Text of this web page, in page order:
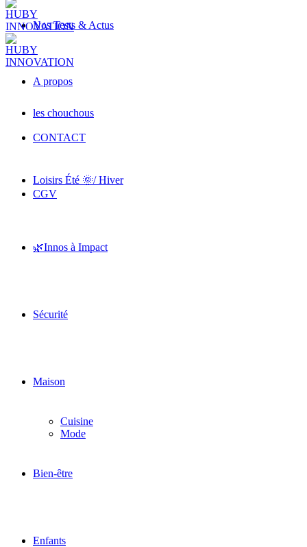
Nos Tests & Actus
A propos
CONTACT
CGV
les chouchous
Loisirs Été 🌞/ Hiver
🌿Innos à Impact
Sécurité
Maison
Cuisine
Mode
Bien-être
Enfants